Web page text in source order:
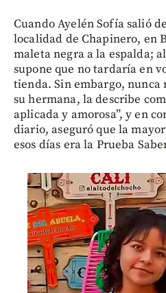
Cuando Ayelén Sofía salió
localidad de Chapinero, en
maleta negra a la espalda;
supone que no tardaría en
tienda. Sin embargo, nunca
su hermana, la describe
aplicada y amorosa”, y en
diario, aseguró que la
esos días era la Prueba